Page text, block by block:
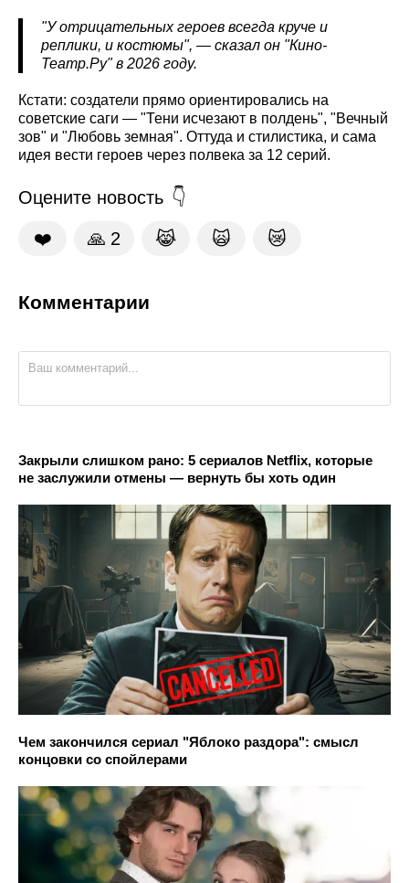
"У отрицательных героев всегда круче и
реплики, и костюмы", — сказал он "Кино-
Театр.Ру" в 2026 году.
Кстати: создатели прямо ориентировались на
советские саги — "Тени исчезают в полдень", "Вечный
зов" и "Любовь земная". Оттуда и стилистика, и сама
идея вести героев через полвека за 12 серий.
Оцените новость
❤️ 🙏 2 😹 🙀 😿
Комментарии
Закрыли слишком рано: 5 сериалов Netflix, которые
не заслужили отмены — вернуть бы хоть один
Чем закончился сериал "Яблоко раздора": смысл
концовки со спойлерами